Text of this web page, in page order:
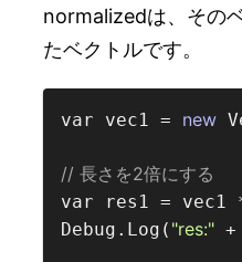
normalizedは、その
たベクトルです。
var vec1 = new
// 長さを2倍にする
var res1 = vec1
Debug.Log( "res:"